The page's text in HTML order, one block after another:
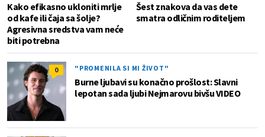
Kako efikasno ukloniti mrlje
od kafe ili čaja sa šolje?
Agresivna sredstva vam neće
biti potrebna
Šest znakova da vas dete
smatra odličnim roditeljem
0 "PROMENILA SI MI ŽIVOT"
Burne ljubavi su konačno prošlost: Slavni
lepotan sada ljubi Nejmarovu bivšu VIDEO